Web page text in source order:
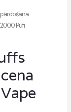
Pufi